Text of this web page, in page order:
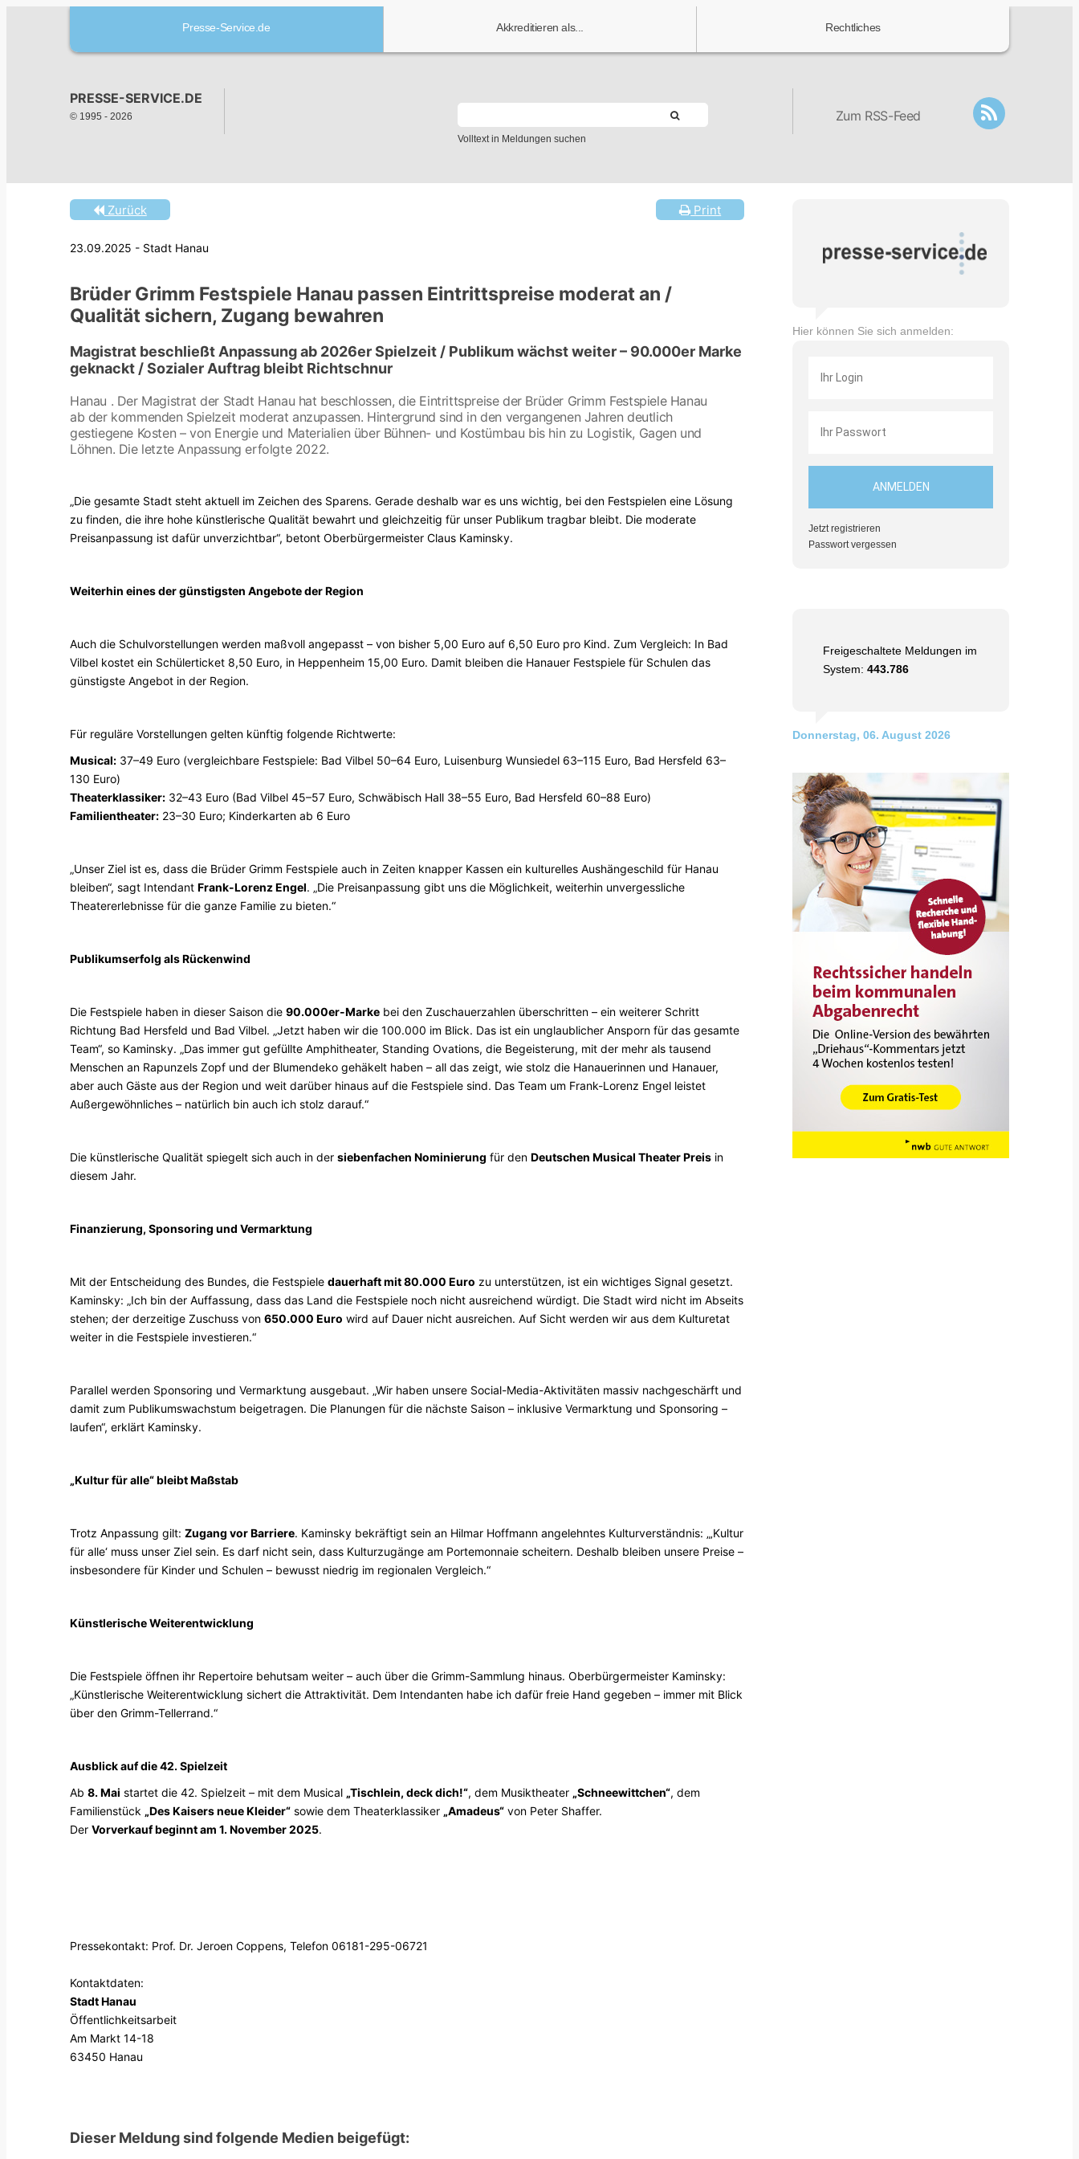
Presse-Service.de Akkreditieren als... Rechtliches
PRESSE-SERVICE.DE
© 1995 - 2026
Volltext in Meldungen suchen
Zum RSS-Feed
Print
Zurück
23.09.2025 - Stadt Hanau
Brüder Grimm Festspiele Hanau passen Eintrittspreise moderat an /
Qualität sichern, Zugang bewahren
Magistrat beschließt Anpassung ab 2026er Spielzeit / Publikum wächst weiter – 90.000er Marke
geknackt / Sozialer Auftrag bleibt Richtschnur
Hanau . Der Magistrat der Stadt Hanau hat beschlossen, die Eintrittspreise der Brüder Grimm Festspiele Hanau
ab der kommenden Spielzeit moderat anzupassen. Hintergrund sind in den vergangenen Jahren deutlich
gestiegene Kosten – von Energie und Materialien über Bühnen- und Kostümbau bis hin zu Logistik, Gagen und
Löhnen. Die letzte Anpassung erfolgte 2022.
„Die gesamte Stadt steht aktuell im Zeichen des Sparens. Gerade deshalb war es uns wichtig, bei den Festspielen eine Lösung
zu finden, die ihre hohe künstlerische Qualität bewahrt und gleichzeitig für unser Publikum tragbar bleibt. Die moderate
Preisanpassung ist dafür unverzichtbar“, betont Oberbürgermeister Claus Kaminsky.
Weiterhin eines der günstigsten Angebote der Region
Auch die Schulvorstellungen werden maßvoll angepasst – von bisher 5,00 Euro auf 6,50 Euro pro Kind. Zum Vergleich: In Bad
Vilbel kostet ein Schülerticket 8,50 Euro, in Heppenheim 15,00 Euro. Damit bleiben die Hanauer Festspiele für Schulen das
günstigste Angebot in der Region.
Für reguläre Vorstellungen gelten künftig folgende Richtwerte:
Musical: 37–49 Euro (vergleichbare Festspiele: Bad Vilbel 50–64 Euro, Luisenburg Wunsiedel 63–115 Euro, Bad Hersfeld 63–
130 Euro)
Theaterklassiker: 32–43 Euro (Bad Vilbel 45–57 Euro, Schwäbisch Hall 38–55 Euro, Bad Hersfeld 60–88 Euro)
Familientheater: 23–30 Euro; Kinderkarten ab 6 Euro
„Unser Ziel ist es, dass die Brüder Grimm Festspiele auch in Zeiten knapper Kassen ein kulturelles Aushängeschild für Hanau
bleiben“, sagt Intendant Frank-Lorenz Engel. „Die Preisanpassung gibt uns die Möglichkeit, weiterhin unvergessliche
Theatererlebnisse für die ganze Familie zu bieten.“
Publikumserfolg als Rückenwind
Die Festspiele haben in dieser Saison die 90.000er-Marke bei den Zuschauerzahlen überschritten – ein weiterer Schritt
Richtung Bad Hersfeld und Bad Vilbel. „Jetzt haben wir die 100.000 im Blick. Das ist ein unglaublicher Ansporn für das gesamte
Team“, so Kaminsky. „Das immer gut gefüllte Amphitheater, Standing Ovations, die Begeisterung, mit der mehr als tausend
Menschen an Rapunzels Zopf und der Blumendeko gehäkelt haben – all das zeigt, wie stolz die Hanauerinnen und Hanauer,
aber auch Gäste aus der Region und weit darüber hinaus auf die Festspiele sind. Das Team um Frank-Lorenz Engel leistet
Außergewöhnliches – natürlich bin auch ich stolz darauf.“
Die künstlerische Qualität spiegelt sich auch in der siebenfachen Nominierung für den Deutschen Musical Theater Preis in
diesem Jahr.
Finanzierung, Sponsoring und Vermarktung
Mit der Entscheidung des Bundes, die Festspiele dauerhaft mit 80.000 Euro zu unterstützen, ist ein wichtiges Signal gesetzt.
Kaminsky: „Ich bin der Auffassung, dass das Land die Festspiele noch nicht ausreichend würdigt. Die Stadt wird nicht im Abseits
stehen; der derzeitige Zuschuss von 650.000 Euro wird auf Dauer nicht ausreichen. Auf Sicht werden wir aus dem Kulturetat
weiter in die Festspiele investieren.“
Parallel werden Sponsoring und Vermarktung ausgebaut. „Wir haben unsere Social-Media-Aktivitäten massiv nachgeschärft und
damit zum Publikumswachstum beigetragen. Die Planungen für die nächste Saison – inklusive Vermarktung und Sponsoring –
laufen“, erklärt Kaminsky.
„Kultur für alle“ bleibt Maßstab
Trotz Anpassung gilt: Zugang vor Barriere. Kaminsky bekräftigt sein an Hilmar Hoffmann angelehntes Kulturverständnis: „‚Kultur
für alle‘ muss unser Ziel sein. Es darf nicht sein, dass Kulturzugänge am Portemonnaie scheitern. Deshalb bleiben unsere Preise –
insbesondere für Kinder und Schulen – bewusst niedrig im regionalen Vergleich.“
Künstlerische Weiterentwicklung
Die Festspiele öffnen ihr Repertoire behutsam weiter – auch über die Grimm-Sammlung hinaus. Oberbürgermeister Kaminsky:
„Künstlerische Weiterentwicklung sichert die Attraktivität. Dem Intendanten habe ich dafür freie Hand gegeben – immer mit Blick
über den Grimm-Tellerrand.“
Ausblick auf die 42. Spielzeit
Ab 8. Mai startet die 42. Spielzeit – mit dem Musical „Tischlein, deck dich!“, dem Musiktheater „Schneewittchen“, dem
Familienstück „Des Kaisers neue Kleider“ sowie dem Theaterklassiker „Amadeus“ von Peter Shaffer.
Der Vorverkauf beginnt am 1. November 2025.
Pressekontakt: Prof. Dr. Jeroen Coppens, Telefon 06181-295-06721
Kontaktdaten:
Stadt Hanau
Öffentlichkeitsarbeit
Am Markt 14-18
63450 Hanau
Dieser Meldung sind folgende Medien beigefügt:
Hier können Sie sich anmelden:
Jetzt registrieren
Passwort vergessen
Freigeschaltete Meldungen im
System: 443.786
Donnerstag, 06. August 2026